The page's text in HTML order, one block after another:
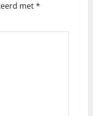
met*